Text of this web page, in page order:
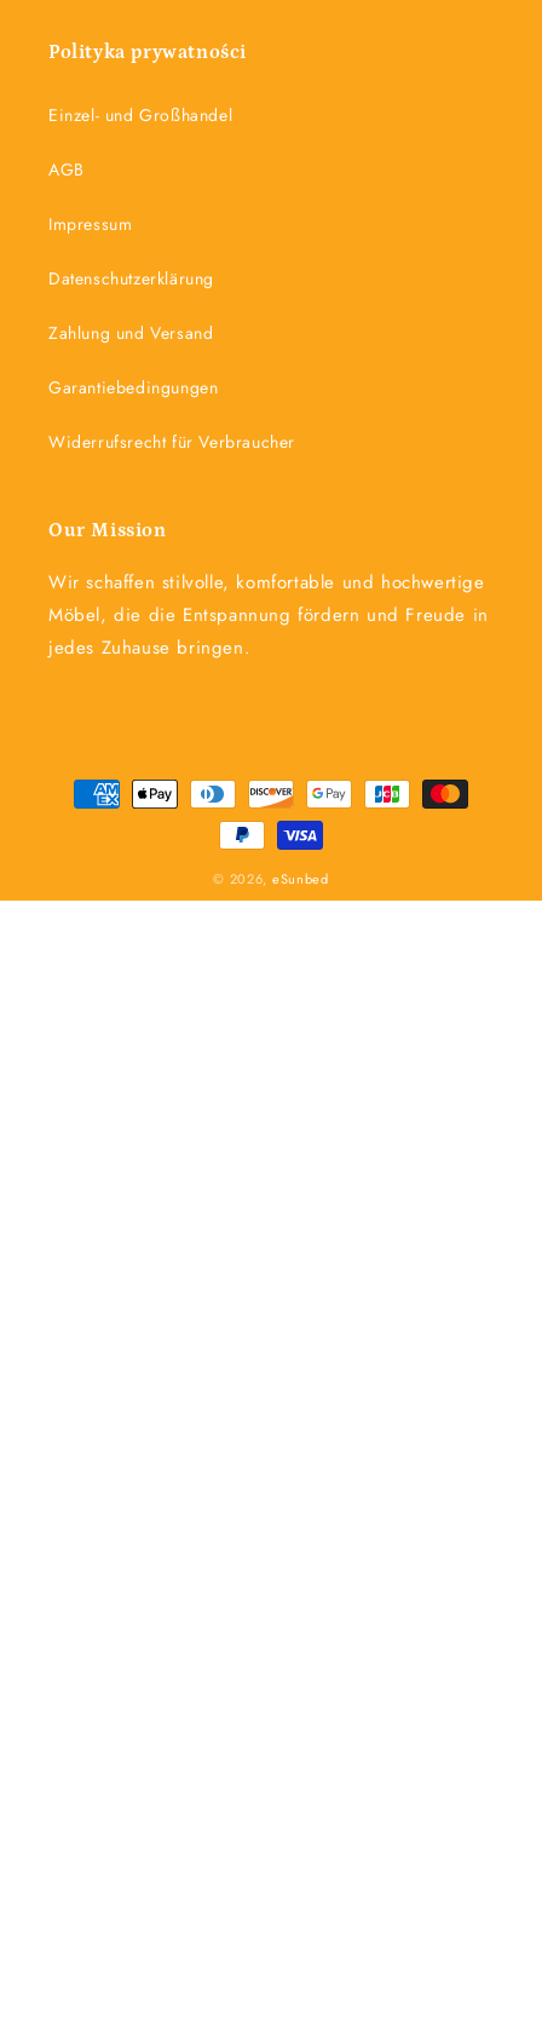
Polityka prywatności
Einzel- und Großhandel
AGB
Impressum
Datenschutzerklärung
Zahlung und Versand
Garantiebedingungen
Widerrufsrecht für Verbraucher
Our Mission
Wir schaffen stilvolle, komfortable und hochwertige
Möbel, die die Entspannung fördern und Freude in
jedes Zuhause bringen.
Zahlungsmethoden
© 2026, eSunbed